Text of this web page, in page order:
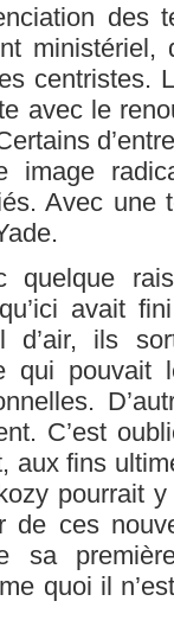
des
centristes.
avec le
image
Avec une
quelque
avait
d’air, ils
qui
C’est
aux fins
pourrait y
de ces
sa
quoi il